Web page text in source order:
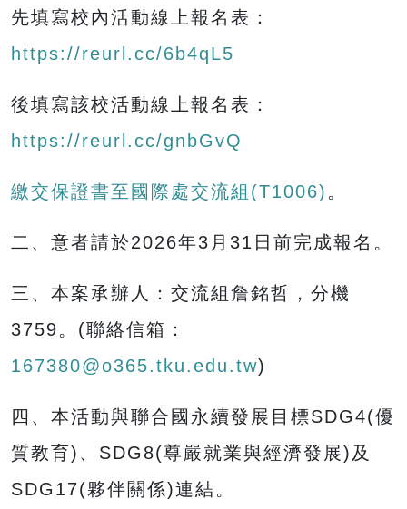
先填寫校內活動線上報名表：
https://reurl.cc/6b4qL5
後填寫該校活動線上報名表：
https://reurl.cc/gnbGvQ
繳交保證書至國際處交流組(T1006) 。
二、意者請於2026年3月31日前完成報名。
三、本案承辦人：交流組詹銘哲，分機
3759。(聯絡信箱：
167380@o365.tku.edu.tw)
四、本活動與聯合國永續發展目標SDG4(優
質教育)、SDG8(尊嚴就業與經濟發展)及
SDG17(夥伴關係)連結。